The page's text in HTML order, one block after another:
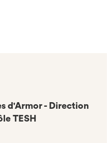
d'Armor - Direction
TESH